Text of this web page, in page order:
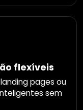
flexíveis
pages ou
sem